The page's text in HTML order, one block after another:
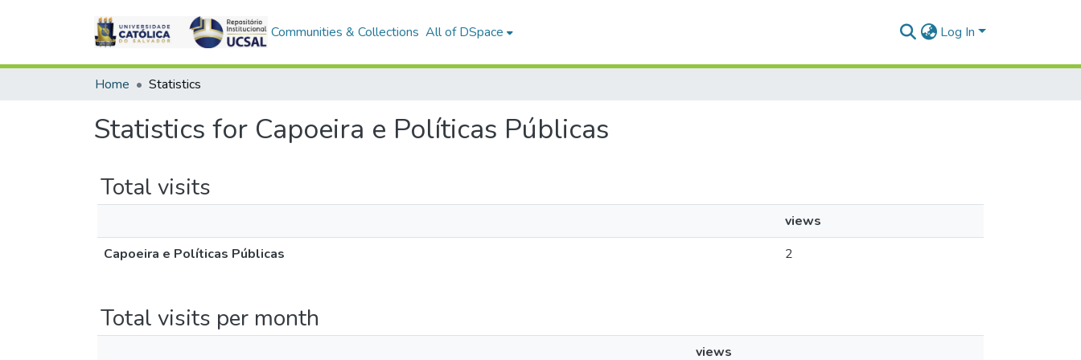
Communities & Collections All of DSpace Log In
Home Statistics
Statistics for Capoeira e Políticas Públicas
Total visits
views
Capoeira e Políticas Públicas
2
Total visits per month
views